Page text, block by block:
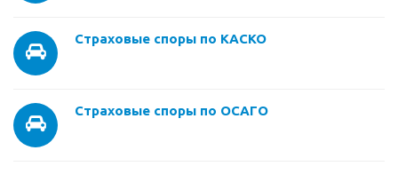
Страховые споры по КАСКО
Страховые споры по ОСАГО